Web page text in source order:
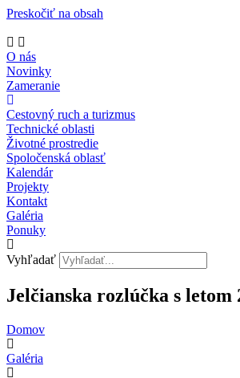
Preskočiť na obsah
O nás
Novinky
Zameranie
Cestovný ruch a turizmus
Technické oblasti
Životné prostredie
Spoločenská oblasť
Kalendár
Projekty
Kontakt
Galéria
Ponuky
Vyhľadať
Jelčianska rozlúčka s letom
Domov
Galéria